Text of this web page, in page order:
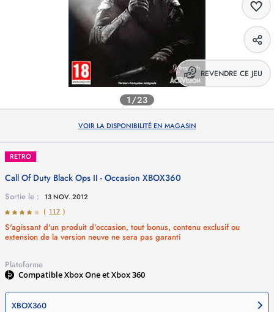
1/23
REVENDRE CE JEU
VOIR LA DISPONIBILITÉ EN MAGASIN
RETRO
Call Of Duty Black Ops II - Occasion XBOX360
Sortie le :
13 NOV. 2012
( 117 )
S'agissant d'un produit d'occasion, tout bonus, contenu exclusif ou
extension de la version neuve ne sera pas garanti
Plateforme
Compatible Xbox One et Xbox 360
XBOX360